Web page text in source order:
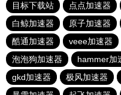
目标下载站
点点加速器
白鲸加速器
原子加速器
酷通加速器
veee加速器
泡泡狗加速器
hammer加
gkd加速器
极风加速器